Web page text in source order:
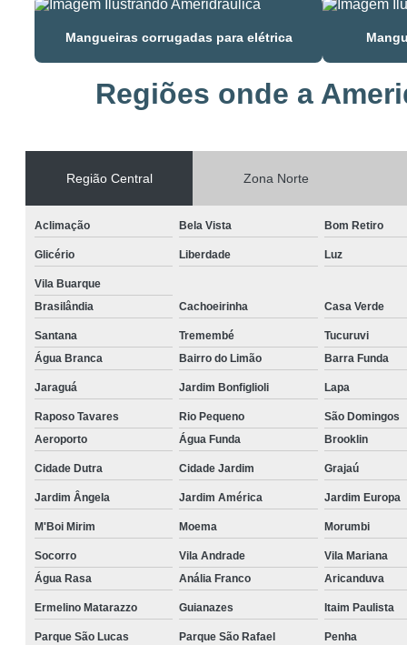
Mangueiras corrugadas para elétrica
Regiões onde a
Região Central Zona Norte
Aclimação Bela Vista Bom Retiro
Glicério Liberdade Luz
Vila Buarque
Brasilândia
Cachoeirinha Casa Verde
Santana Tremembé Tucuruvi
Água Branca
Bairro do Limão Barra Funda
Jaraguá Jardim Bonfiglioli Lapa
Raposo Tavares Rio Pequeno São Domingos
Aeroporto
Água Funda Brooklin
Cidade Dutra Cidade Jardim Grajaú
Jardim Ângela Jardim América Jardim Europa
M'Boi Mirim Moema Morumbi
Socorro Vila Andrade
Vila Mariana
Água Rasa
Anália Franco Aricanduva
Ermelino Matarazzo Guianazes Itaim Paulista
Parque São Lucas Parque São Rafael Penha